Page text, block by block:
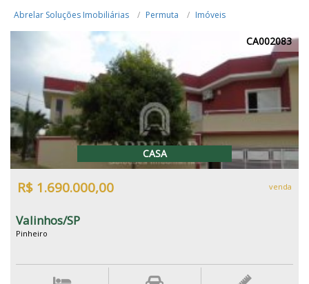
Abrelar Soluções Imobiliárias Permuta Imóveis
CA002083
CASA
R$ 1.690.000,00 venda
Valinhos/SP
Pinheiro